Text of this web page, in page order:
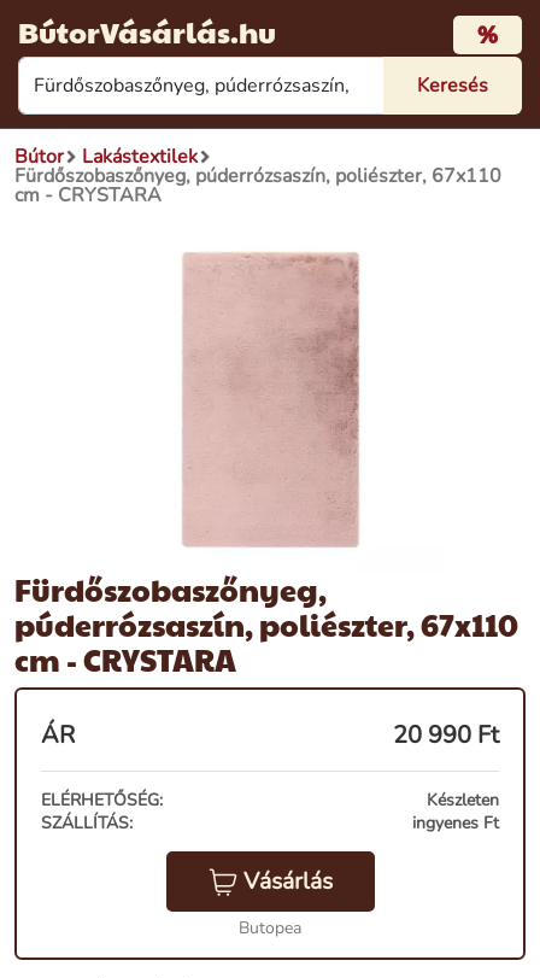
BútorVásárlás.hu %
Bútor Lakástextilek
Fürdőszobaszőnyeg, púderrózsaszín, poliészter, 67x110
cm - CRYSTARA
Fürdőszobaszőnyeg,
púderrózsaszín, poliészter, 67x110
cm - CRYSTARA
ÁR 20 990 Ft
ELÉRHETŐSÉG:
Készleten
SZÁLLÍTÁS:
ingyenes Ft
Vásárlás
Butopea